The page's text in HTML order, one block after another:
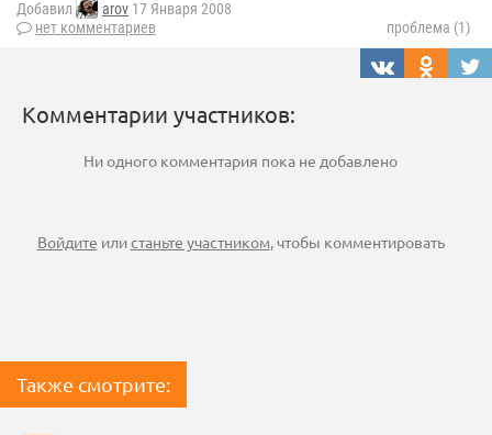
Добавил arov 17 Января 2008
нет комментариев
проблема (1)
Комментарии участников:
Ни одного комментария пока не добавлено
Войдите илистаньте участником, чтобы комментировать
Также смотрите: